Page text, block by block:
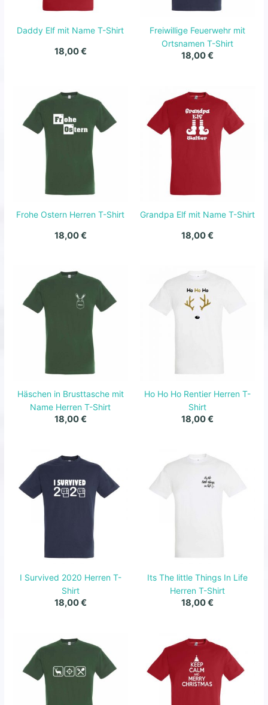
Daddy Elf mit Name T-Shirt
18,00€
Freiwillige Feuerwehr mit
Ortsnamen T-Shirt
18,00€
Frohe Ostern Herren T-Shirt
18,00€
Grandpa Elf mit Name T-Shirt
18,00€
Häschen in Brusttasche mit
Name Herren T-Shirt
18,00€
Ho Ho Ho Rentier Herren T-
Shirt
18,00€
I Survived 2020 Herren T-
Shirt
18,00€
Its The little Things In Life
Herren T-Shirt
18,00€